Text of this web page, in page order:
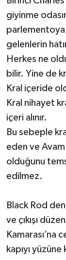
giyinme
parlementoya
gelenlerin
Herkes ne
bilir. Yine de
Kral içeride
Kral nihayet
içeri alınır.
Bu sebeple
eden ve Avam
olduğunu
edilmez.
Black Rod
ve çıkışı
Kamarası’na
kapıyı